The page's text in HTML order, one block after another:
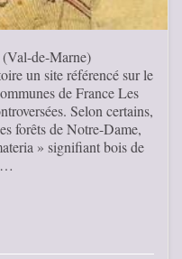
de-Marne)
un site référencé sur le
de France Les
Selon certains,
forêts de Notre-Dame,
» signifiant bois de
…